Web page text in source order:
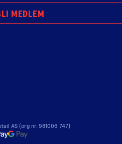
MEDLEM
AS (org nr. 981006 747)